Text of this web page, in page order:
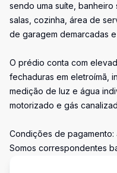
sendo uma suíte,
salas, cozinha, área de
de garagem demarcadas
O prédio conta com
fechaduras em eletroímã,
medição de luz e água
motorizado e gás
Condições de pagamento:
Somos correspondentes